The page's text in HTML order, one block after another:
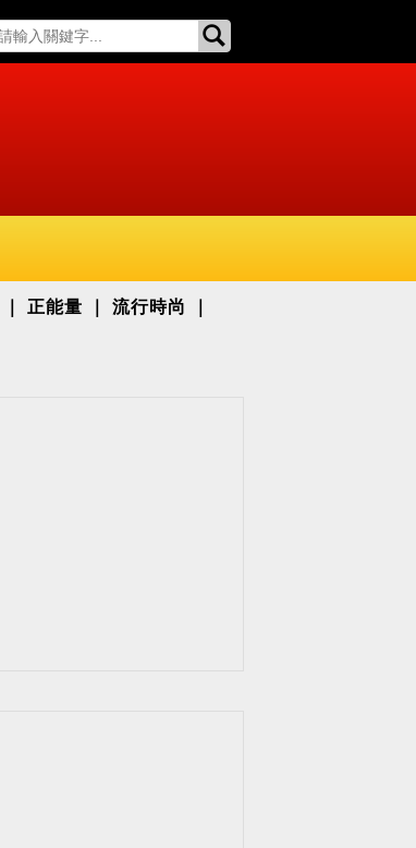
正能量 流行時尚